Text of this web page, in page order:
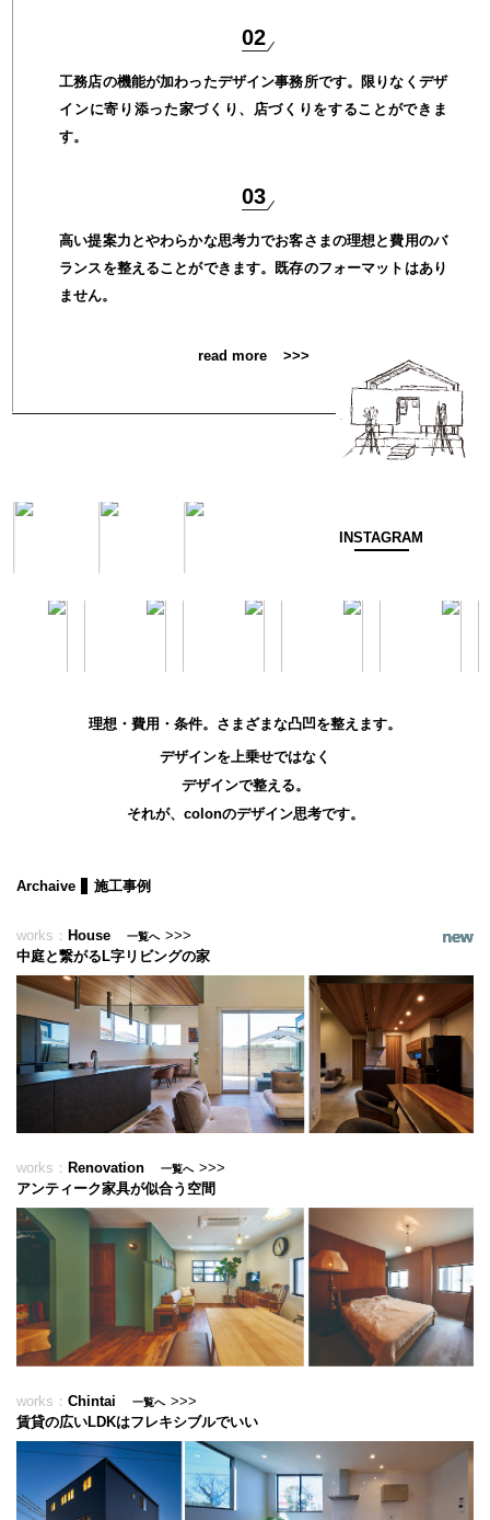
02
工務店の機能が加わったデザイン事務所です。限りなくデザ
インに寄り添った家づくり、店づくりをすることができま
す。
03
高い提案力とやわらかな思考力でお客さまの理想と費用のバ
ランスを整えることができます。既存のフォーマットはあり
ません。
read more >>>
INSTAGRAM
理想・費用・条件。さまざまな凸凹を整えます。
デザインを上乗せではなく
デザインで整える。
それが、colonのデザイン思考です。
Archaive 施工事例
works： House 一覧へ >>>
中庭と繋がるL字リビングの家
ワンルームの様な生活ができる平屋
works： Renovation 一覧へ >>>
アンティーク家具が似合う空間
明確な理想をカタチにしました
works： Chintai 一覧へ >>>
無垢床とステンレスキッチンの賃貸物件
賃貸の広いLDKはフレキシブルでいい